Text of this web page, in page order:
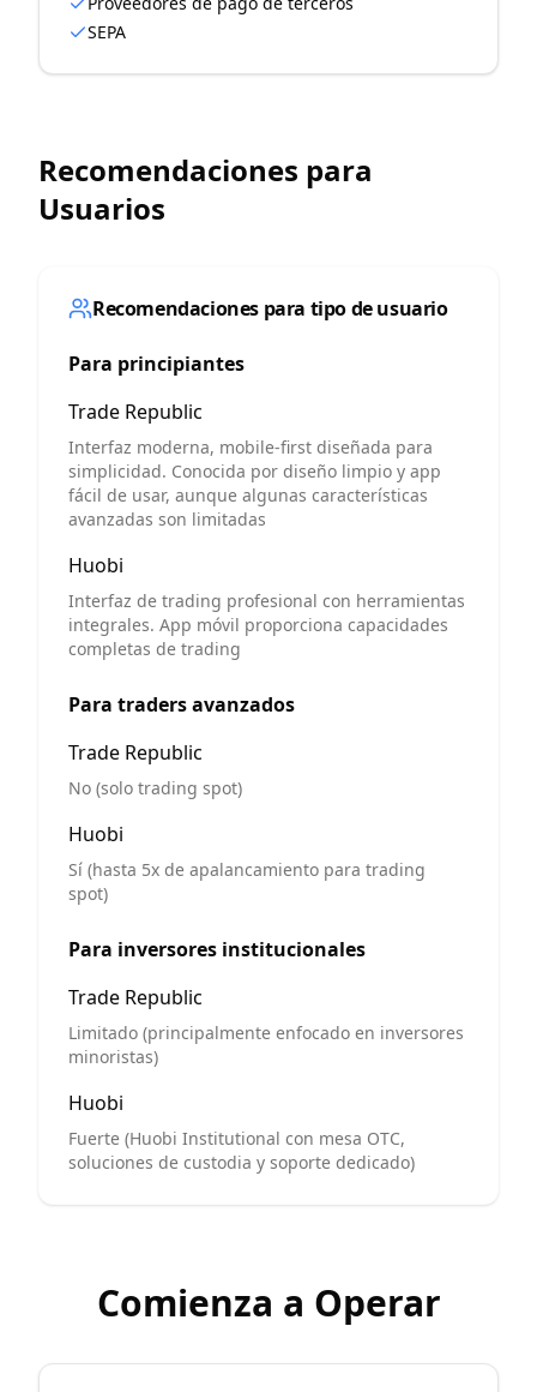
SEPA
Recomendaciones para
Usuarios
Recomendaciones para tipo de usuario
Para principiantes
Trade Republic
Interfaz moderna, mobile-first diseñada para
simplicidad. Conocida por diseño limpio y app
fácil de usar, aunque algunas características
avanzadas son limitadas
Huobi
Interfaz de trading profesional con herramientas
integrales. App móvil proporciona capacidades
completas de trading
Para traders avanzados
Trade Republic
No (solo trading spot)
Huobi
Sí (hasta 5x de apalancamiento para trading
spot)
Para inversores institucionales
Trade Republic
Limitado (principalmente enfocado en inversores
minoristas)
Huobi
Fuerte (Huobi Institutional con mesa OTC,
soluciones de custodia y soporte dedicado)
Comienza a Operar